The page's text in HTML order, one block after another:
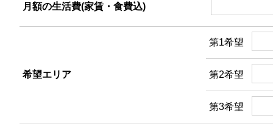
月額の生活費(家賃・食費込)
希望エリア
第1希望
第2希望
第3希望